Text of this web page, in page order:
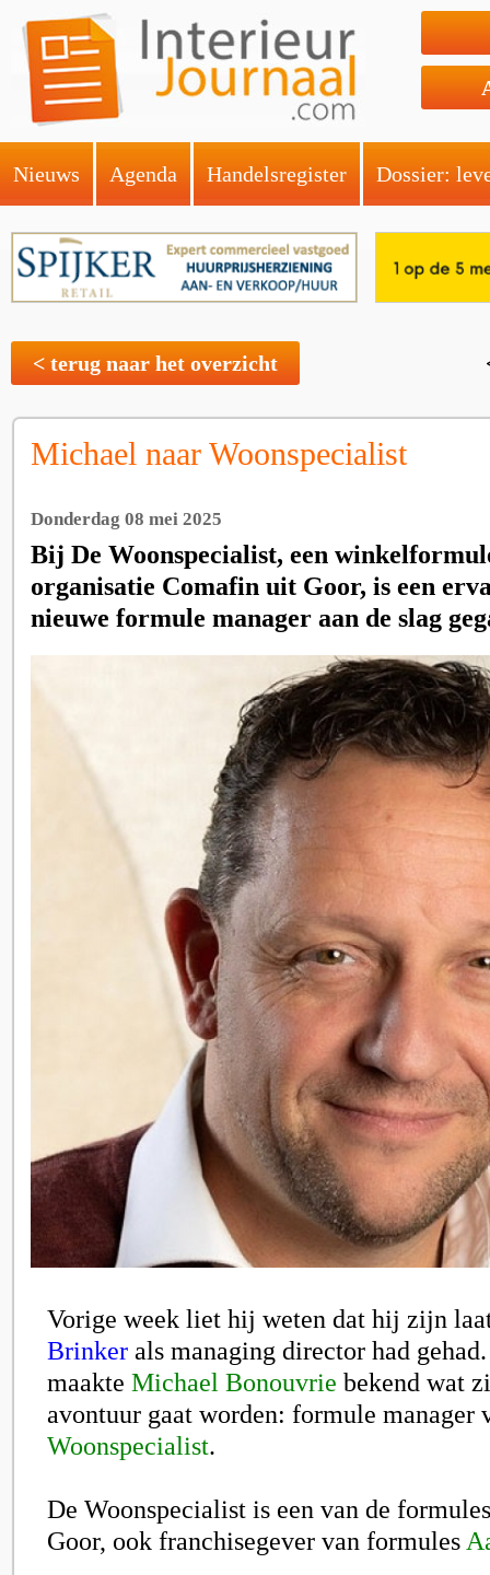
Nieuws Agenda Handelsregister Dossier:
< terug naar het overzicht
Michael naar Woonspecialist
Donderdag 08 mei 2025
Bij De Woonspecialist, een
organisatie Comafin uit Goor, is een
nieuwe formule manager aan de slag
Vorige week liet hij weten dat hij zijn
Brinker als managing director had
maakte Michael Bonouvrie bekend wat
avontuur gaat worden: formule manager
Woonspecialist.
De Woonspecialist is een van de
Goor, ook franchisegever van formules